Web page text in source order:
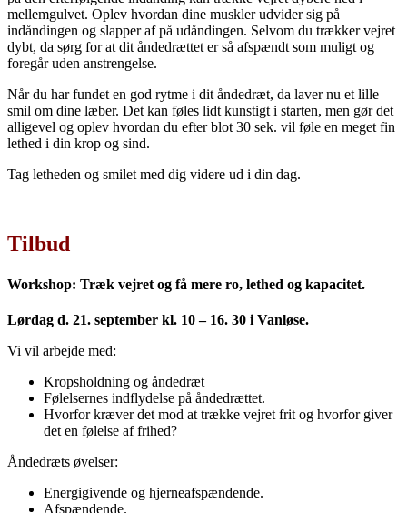
mellemgulvet. Oplev hvordan dine muskler udvider sig på
indåndingen og slapper af på udåndingen. Selvom du trækker vejret
dybt, da sørg for at dit åndedrættet er så afspændt som muligt og
foregår uden anstrengelse.
Når du har fundet en god rytme i dit åndedræt, da laver nu et lille
smil om dine læber. Det kan føles lidt kunstigt i starten, men gør det
alligevel og oplev hvordan du efter blot 30 sek. vil føle en meget fin
lethed i din krop og sind.
Tag letheden og smilet med dig videre ud i din dag.
Tilbud
Workshop: Træk vejret og få mere ro, lethed og kapacitet.
Lørdag d. 21. september kl. 10 – 16. 30 i Vanløse.
Vi vil arbejde med:
Kropsholdning og åndedræt
Følelsernes indflydelse på åndedrættet.
Hvorfor kræver det mod at trække vejret frit og hvorfor giver
det en følelse af frihed?
Åndedræts øvelser:
Energigivende og hjerneafspændende.
Afspændende.